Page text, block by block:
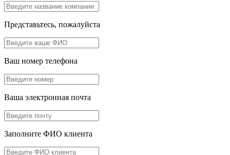
Представьтесь, пожалуйста
Ваш номер телефона
Ваша электронная почта
Заполните ФИО клиента